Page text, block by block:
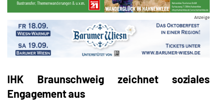
Anzeige
IHK Braunschweig zeichnet soziales
Engagement aus